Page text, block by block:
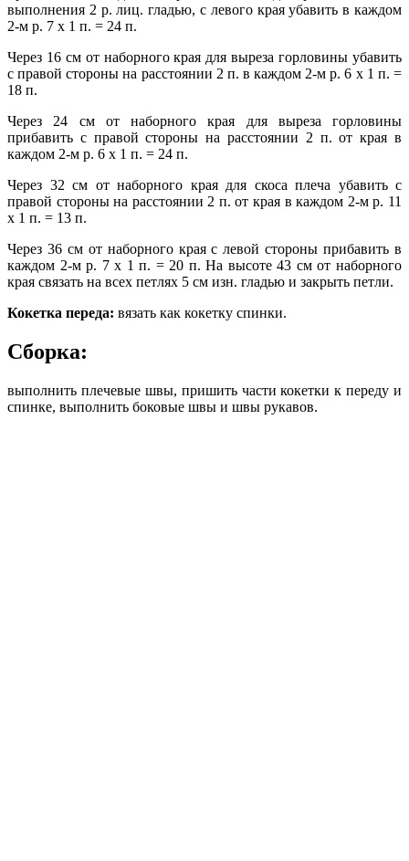
выполнения 2 р. лиц. гладью, с левого края убавить в каждом
2-м р. 7 х 1 п. = 24 п.
Через 16 см от наборного края для выреза горловины убавить
с правой стороны на расстоянии 2 п. в каждом 2-м р. 6 х 1 п. =
18 п.
Через 24 см от наборного края для выреза горловины
прибавить с правой стороны на расстоянии 2 п. от края в
каждом 2-м р. 6 х 1 п. = 24 п.
Через 32 см от наборного края для скоса плеча убавить с
правой стороны на расстоянии 2 п. от края в каждом 2-м р. 11
х 1 п. = 13 п.
Через 36 см от наборного края с левой стороны прибавить в
каждом 2-м р. 7 х 1 п. = 20 п. На высоте 43 см от наборного
края связать на всех петлях 5 см изн. гладью и закрыть петли.
Кокетка переда: вязать как кокетку спинки.
Сборка:
выполнить плечевые швы, пришить части кокетки к переду и
спинке, выполнить боковые швы и швы рукавов.